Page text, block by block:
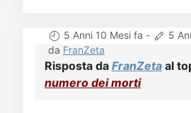
5 Anni 10 Mesi fa - 5
da FranZeta
Risposta da FranZeta al
numero dei morti